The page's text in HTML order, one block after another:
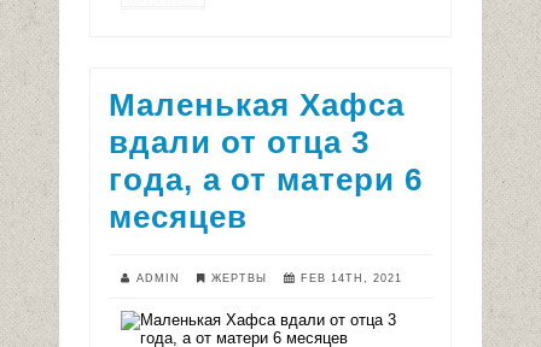
Маленькая Хафса
вдали от отца 3
года, а от матери 6
месяцев
ADMIN ЖЕРТВЫ FEB 14TH, 2021